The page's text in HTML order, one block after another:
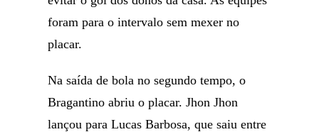
foram para o intervalo sem mexer no
placar.
Na saída de bola no segundo tempo, o
Bragantino abriu o placar. Jhon Jhon
lançou para Lucas Barbosa, que saiu entre